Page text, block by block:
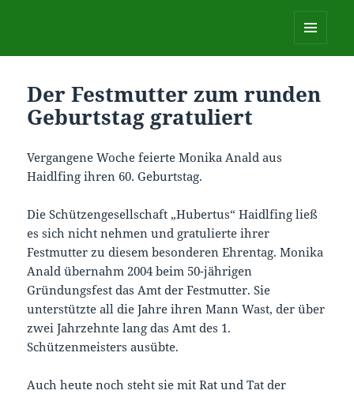
Der Festmutter zum runden
Geburtstag gratuliert
Vergangene Woche feierte Monika Anald aus
Haidlfing ihren 60. Geburtstag.
Die Schützengesellschaft „Hubertus“ Haidlfing ließ
es sich nicht nehmen und gratulierte ihrer
Festmutter zu diesem besonderen Ehrentag. Monika
Anald übernahm 2004 beim 50-jährigen
Gründungsfest das Amt der Festmutter. Sie
unterstützte all die Jahre ihren Mann Wast, der über
zwei Jahrzehnte lang das Amt des 1.
Schützenmeisters ausübte.
Auch heute noch steht sie mit Rat und Tat der